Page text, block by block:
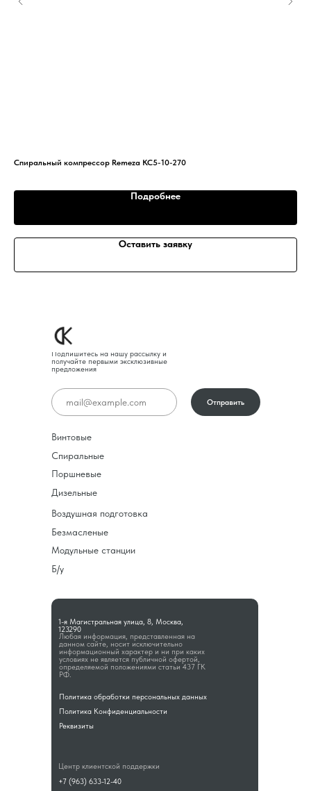
Спиральный компрессор Remeza КС5-10-270
Подробнее
Оставить заявку
Любая информация, представленная на
данном сайте, носит исключительно
информационный характер и ни при каких
условиях не является публичной офертой,
определяемой положениями статьи 437 ГК
РФ.
1-я Магистральная улица, 8, Москва,
123290
Подпишитесь на нашу рассылку и
получайте первыми эксклюзивные
предложения
Винтовые
Спиральные
Поршневые
Дизельные
Воздушная подготовка
Безмасленые
Модульные станции
Б/у
Политика обработки персональных данных
Политика Конфиденциальности
Реквизиты
Центр клиентской поддержки
+7 (963) 633-12-40
Отправить